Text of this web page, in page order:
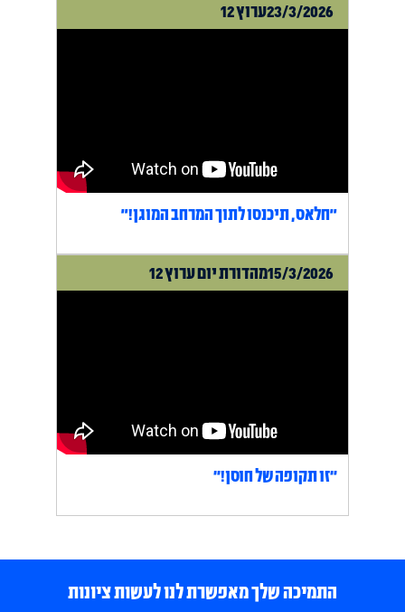
23/3/2026ערוץ 12
"חלאס, תיכנסו לתוך המרחב המוגן!"
15/3/2026מהדורת יום ערוץ 12
״זו תקופה של חוסן!״
התמיכה שלך מאפשרת לנו לעשות ציונות